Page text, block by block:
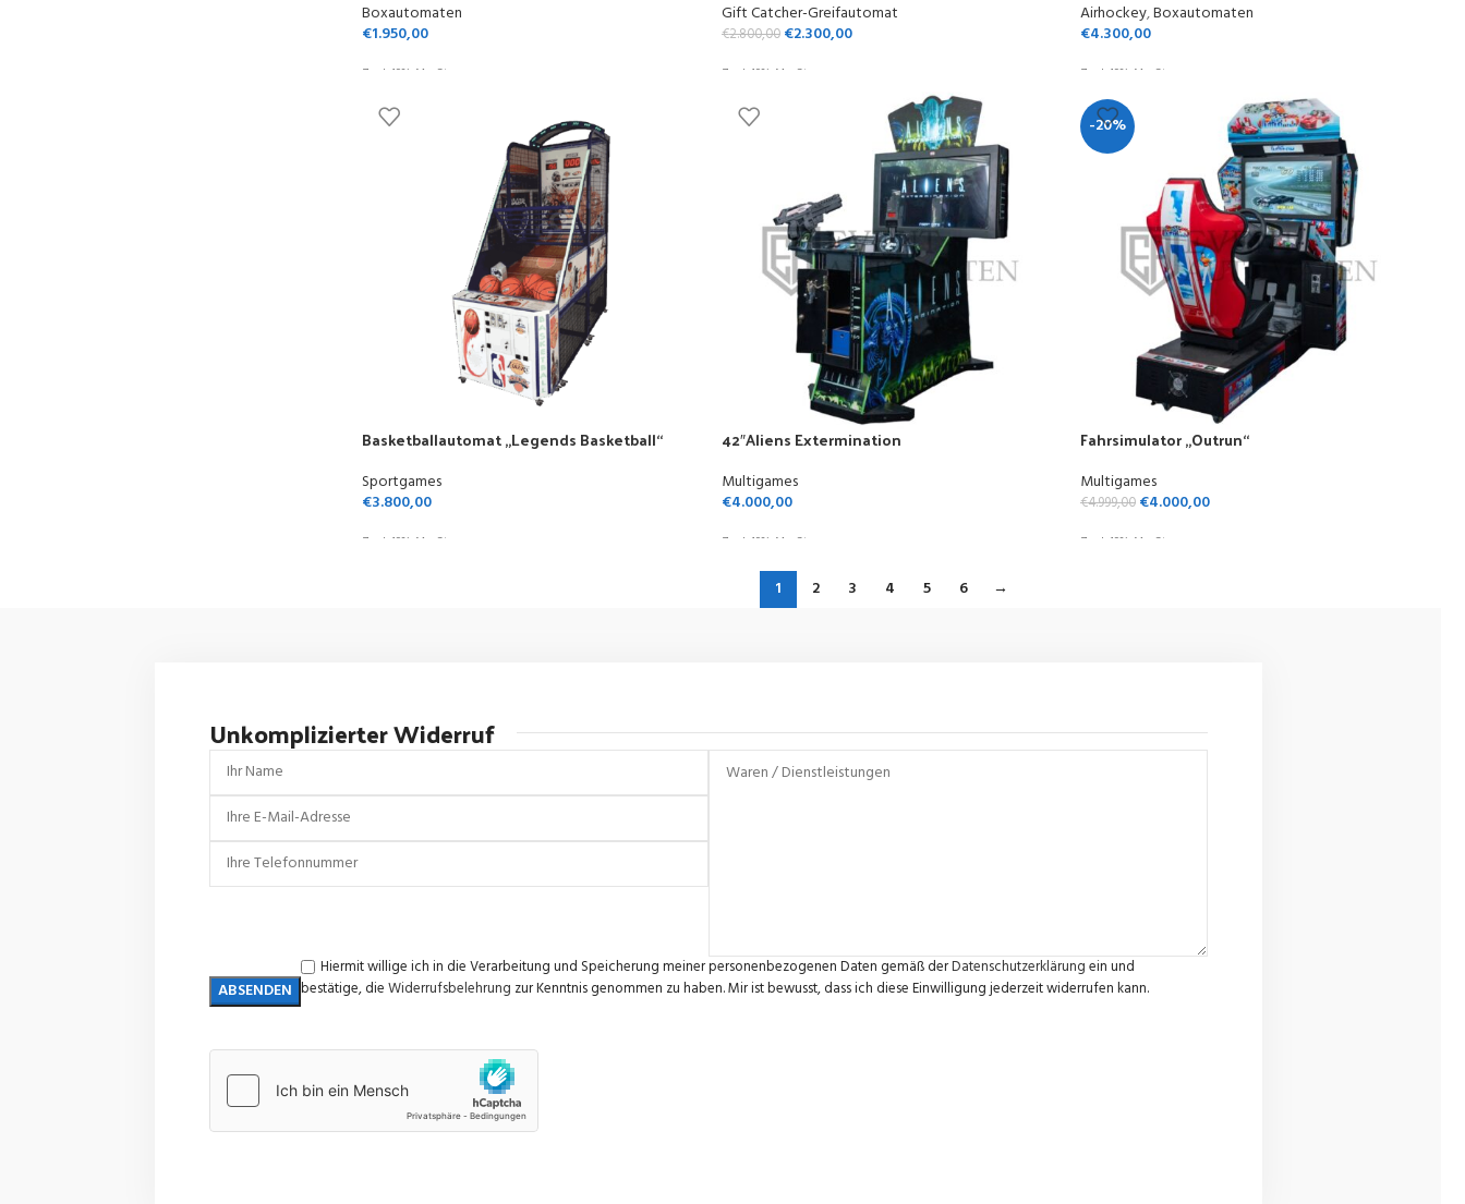
Boxautomaten
€1.950,00
Zzgl. 19% MwSt.
Gift Catcher-Greifautomat
€2.800,00 €2.300,00
Zzgl. 19% MwSt.
Airhockey,Boxautomaten
€4.300,00
Zzgl. 19% MwSt.
Basketballautomat „Legends Basketball“
Sportgames
€3.800,00
Zzgl. 19% MwSt.
42″Aliens Extermination
Multigames
€4.000,00
Zzgl. 19% MwSt.
-20%
Fahrsimulator „Outrun“
Multigames
€4.999,00 €4.000,00
Zzgl. 19% MwSt.
1 2 3 4 5 6 →
Unkomplizierter Widerruf
Hiermit willige ich in die Verarbeitung und Speicherung meiner personenbezogenen Daten gemäß derDatenschutzerklärungein und
bestätige, dieWiderrufsbelehrung zur Kenntnis genommen zu haben. Mir ist bewusst, dass ich diese Einwilligung jederzeit widerrufen kann.